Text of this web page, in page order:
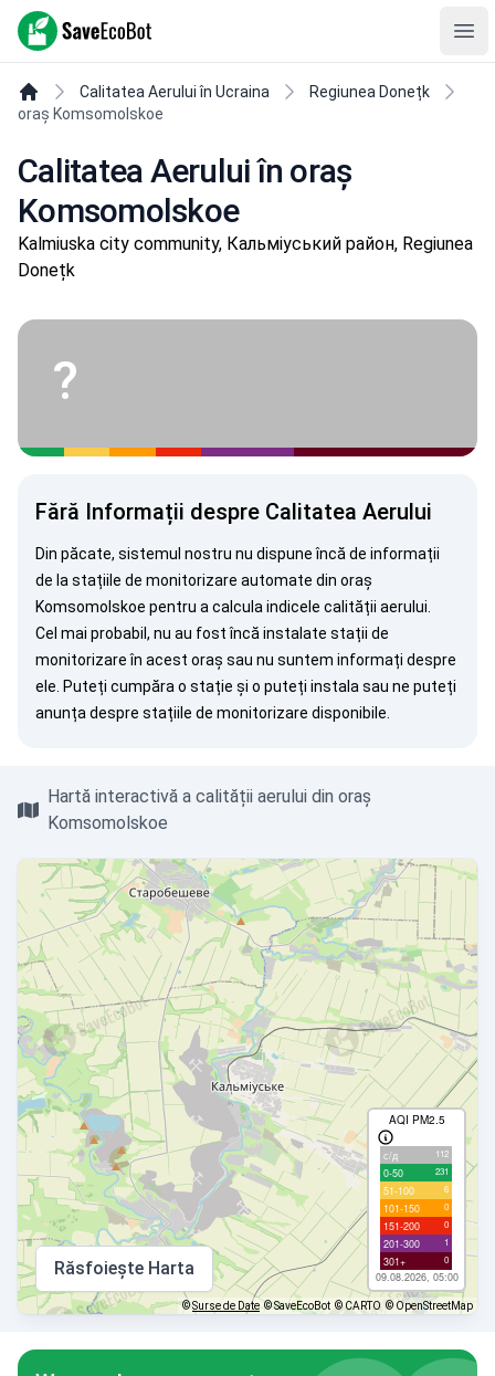
SaveEcoBot
Calitatea Aerului în Ucraina
Regiunea Donețk
oraș Komsomolskoe
Calitatea Aerului în oraș
Komsomolskoe
Kalmiuska city community, Кальміуський район, Regiunea
Donețk
?
Fără Informații despre Calitatea Aerului
Din păcate, sistemul nostru nu dispune încă de informații
de la stațiile de monitorizare automate din oraș
Komsomolskoe pentru a calcula indicele calității aerului.
Cel mai probabil, nu au fost încă instalate stații de
monitorizare în acest oraș sau nu suntem informați despre
ele. Puteți cumpăra o stație și o puteți instala sau ne puteți
anunța despre stațiile de monitorizare disponibile.
Hartă interactivă a calității aerului din oraș
Komsomolskoe
AQI PM2.5
с/д 112
0-50 231
51-100 6
101-150 0
151-200 0
201-300 1
301+ 0
09.08.2026, 05:00
Răsfoiește Harta
©Surse de Date © SaveEcoBot © CARTO © OpenStreetMap